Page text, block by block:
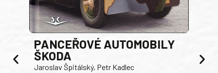
PANCEŘOVÉ AUTOMOBILY
ŠKODA
Jaroslav Špitálský, Petr Kadlec